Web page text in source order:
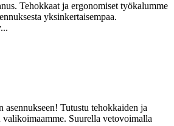
Tehokkaat ja ergonomiset työkalumme
yksinkertaisempaa.
asennukseen! Tutustu tehokkaiden ja
Suurella vetovoimalla